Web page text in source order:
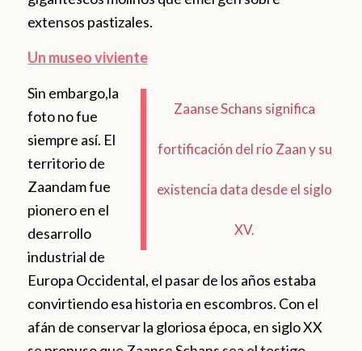
extensos pastizales.
Un museo viviente
Zaanse Schans significa
fortificación del río Zaan y su
existencia data desde el siglo
XV.
Sin embargo,la
foto no fue
siempre así. El
territorio de
Zaandam fue
pionero en el
desarrollo
industrial de
Europa Occidental, el pasar de los años estaba
convirtiendo esa historia en escombros. Con el
afán de conservar la gloriosa época, en siglo XX